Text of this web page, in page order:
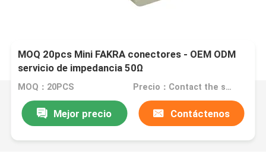
MOQ 20pcs Mini FAKRA conectores - OEM ODM
servicio de impedancia 50Ω
MOQ：20PCS Precio：Contact the seller
Mejor precio Contáctenos